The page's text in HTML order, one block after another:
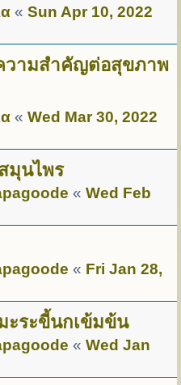
« Sun Apr 10, 2022
วามสำคัญต่อสุขภาพ
« Wed Mar 30, 2022
มุนไพร
« Wed Feb
« Fri Jan 28,
ะระขี้นกเข้มข้น
« Wed Jan